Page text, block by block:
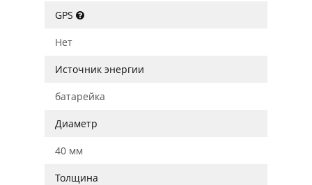
GPS
Нет
Источник энергии
батарейка
Диаметр
40 мм
Толщина